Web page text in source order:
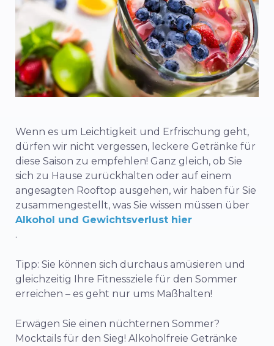
Wenn es um Leichtigkeit und Erfrischung geht,
dürfen wir nicht vergessen, leckere Getränke für
diese Saison zu empfehlen! Ganz gleich, ob Sie
sich zu Hause zurückhalten oder auf einem
angesagten Rooftop ausgehen, wir haben für Sie
zusammengestellt, was Sie wissen müssen über
Alkohol und Gewichtsverlust hier
.
Tipp: Sie können sich durchaus amüsieren und
gleichzeitig Ihre Fitnessziele für den Sommer
erreichen – es geht nur ums Maßhalten!
Erwägen Sie einen nüchternen Sommer?
Mocktails für den Sieg! Alkoholfreie Getränke